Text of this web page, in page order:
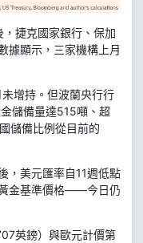
捷克國家銀行、保加
據顯示，三家機構上月
增持。但波蘭央行行
儲備量達515噸、超
儲備比例從目前的
，美元匯率自11週低點
金基準價格——今日仍
英鎊）與歐元計價第